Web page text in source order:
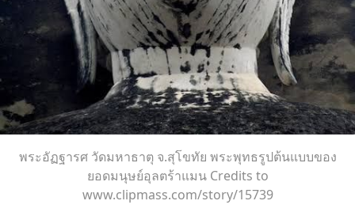
พระอัฏฐารศ วัดมหาธาตุ จ.สุโขทัย พระพุทธรูปต้นแบบของ
ยอดมนุษย์อุลตร้าแมน Credits to
www.clipmass.com/story/15739